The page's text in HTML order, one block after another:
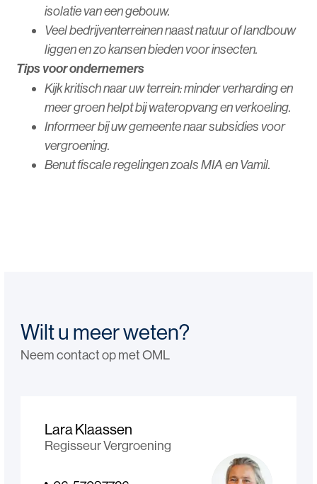
isolatie van een gebouw.
Veel bedrijventerreinen naast natuur of landbouw
liggen en zo kansen bieden voor insecten.
Tips voor ondernemers
Kijk kritisch naar uw terrein: minder verharding en
meer groen helpt bij wateropvang en verkoeling.
Informeer bij uw gemeente naar subsidies voor
vergroening.
Benut fiscale regelingen zoals MIA en Vamil.
Wilt u meer weten?
Neem contact op met OML
Lara Klaassen
Regisseur Vergroening